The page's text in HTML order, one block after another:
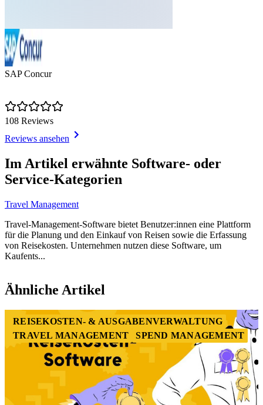
SAP Concur
108 Reviews
Reviews ansehen
1
of
1
Im Artikel erwähnte Software- oder
Service-Kategorien
Travel Management
Travel-Management-Software bietet Benutzer:innen eine Plattform
für die Planung und den Einkauf von Reisen sowie die Erfassung
von Reisekosten. Unternehmen nutzen diese Software, um
Kaufents...
1
of
Ähnliche Artikel
REISEKOSTEN- & AUSGABENVERWALTUNG
TRAVEL MANAGEMENT
SPEND MANAGEMENT